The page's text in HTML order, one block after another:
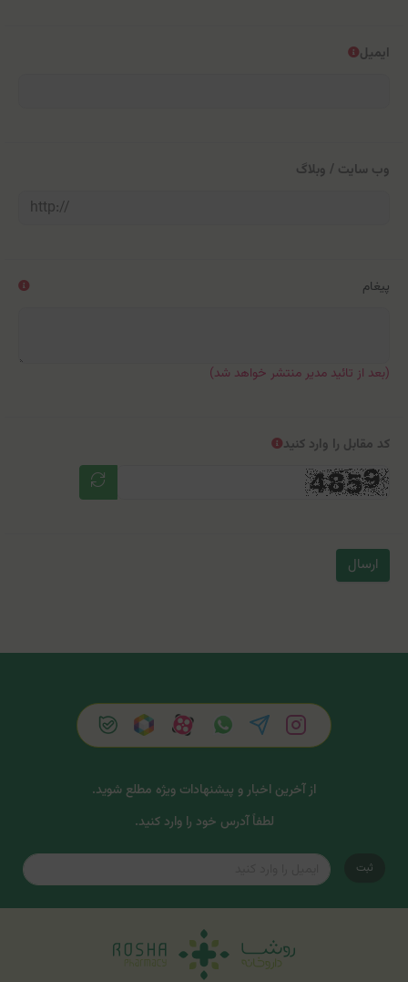
ایمیل
وب سایت / وبلاگ
پیغام
(بعد از تائید مدیر منتشر خواهد شد)
کد مقابل را وارد کنید
ارسال
از آخرین اخبار و پیشنهادات ویژه مطلع شوید.
لطفاً آدرس خود را وارد کنید.
ثبت